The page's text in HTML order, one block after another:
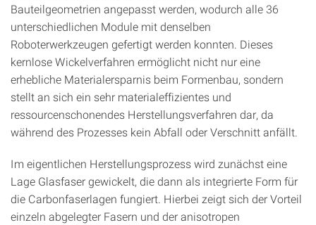
Bauteilgeometrien angepasst werden, wodurch alle 36
unterschiedlichen Module mit denselben
Roboterwerkzeugen gefertigt werden konnten. Dieses
kernlose Wickelverfahren ermöglicht nicht nur eine
erhebliche Materialersparnis beim Formenbau, sondern
stellt an sich ein sehr materialeffizientes und
ressourcenschonendes Herstellungsverfahren dar, da
während des Prozesses kein Abfall oder Verschnitt anfällt.
Im eigentlichen Herstellungsprozess wird zunächst eine
Lage Glasfaser gewickelt, die dann als integrierte Form für
die Carbonfaserlagen fungiert. Hierbei zeigt sich der Vorteil
einzeln abgelegter Fasern und der anisotropen